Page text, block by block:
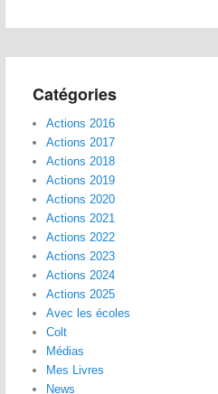
Catégories
Actions 2016
Actions 2017
Actions 2018
Actions 2019
Actions 2020
Actions 2021
Actions 2022
Actions 2023
Actions 2024
Actions 2025
Avec les écoles
Colt
Médias
Mes Livres
News